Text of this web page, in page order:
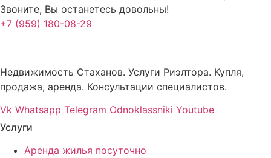
Звоните, Вы останетесь довольны!
+7 (959) 180-08-29
Недвижимость Стаханов. Услуги Риэлтора. Купля,
продажа, аренда. Консультации специалистов.
Vk Whatsapp Telegram Odnoklassniki Youtube
Услуги
Аренда жилья посуточно